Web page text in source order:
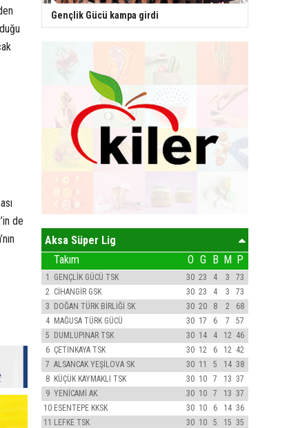
de
Gençlik Gücü kampa girdi
Aksa Süper Lig
Takım O G B M P
1 GENÇLİK GÜCÜ TSK 30 23 4 3
73
2 CİHANGİR GSK 30 23 4 3
73
3 DOĞAN TÜRK BİRLİĞİ SK 30 20 8 2
68
4 MAĞUSA TÜRK GÜCÜ 30 17 6 7
57
5 DUMLUPINAR TSK 30 14 4 12 46
6 ÇETİNKAYA TSK 30 12 6 12 42
7 ALSANCAK YEŞİLOVA SK 30 11 5 14 38
8 KÜÇÜK KAYMAKLI TSK 30 10 7 13 37
9 YENİCAMİ AK 30 10 7 13 37
10 ESENTEPE KKSK 30 10 6 14 36
11 LEFKE TSK 30 10 5 15 35